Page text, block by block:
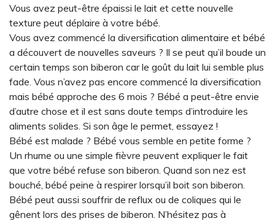
Vous avez peut-être épaissi le lait et cette nouvelle
texture peut déplaire à votre bébé.
Vous avez commencé la diversification alimentaire et bébé
a découvert de nouvelles saveurs ? Il se peut qu’il boude un
certain temps son biberon car le goût du lait lui semble plus
fade. Vous n’avez pas encore commencé la diversification
mais bébé approche des 6 mois ? Bébé a peut-être envie
d’autre chose et il est sans doute temps d’introduire les
aliments solides. Si son âge le permet, essayez !
Bébé est malade ? Bébé vous semble en petite forme ?
Un rhume ou une simple fièvre peuvent expliquer le fait
que votre bébé refuse son biberon. Quand son nez est
bouché, bébé peine à respirer lorsqu’il boit son biberon.
Bébé peut aussi souffrir de reflux ou de coliques qui le
gênent lors des prises de biberon. N’hésitez pas à